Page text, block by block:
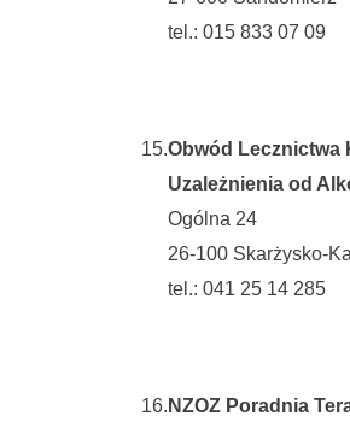
tel.: 015 833 07 09
15.Obwód Lecznictwa
Uzależnienia od
Ogólna 24
26-100 Skarżysko-
tel.: 041 25 14 285
16. NZOZ Poradnia